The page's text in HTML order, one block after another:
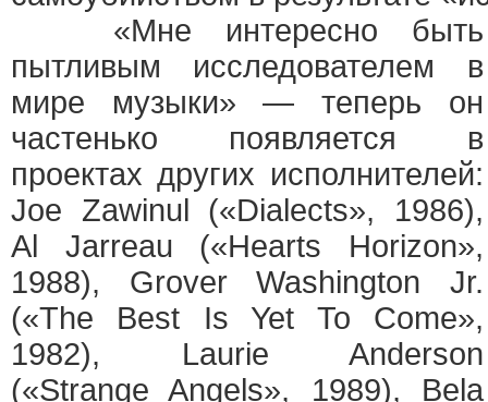
«Мне интересно быть
пытливым исследователем в
мире музыки» — теперь он
частенько появляется в
проектах других исполнителей:
Joe Zawinul («Dialects», 1986),
Al Jarreau («Hearts Horizon»,
1988), Grover Washington Jr.
(«The Best Is Yet To Come»,
1982), Laurie Anderson
(«Strange Angels», 1989), Bela